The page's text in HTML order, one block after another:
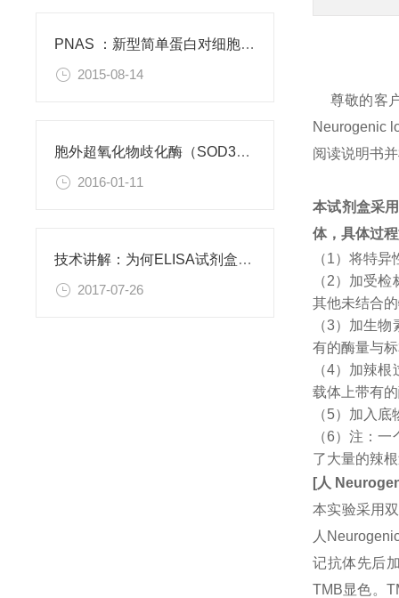
PNAS ：新型简单蛋白对细胞功能有积极作用
2015-08-14
胞外超氧化物歧化酶（SOD3）重组蛋白
2016-01-11
技术讲解：为何ELISA试剂盒OD值不正常
2017-07-26
尊敬的客
Neurogenic
阅读说明书
本试剂盒采
体，具体过
（1）将特
（2）加受
其他未结合
（3）加生
有的酶量与
（4）加辣
载体上带有
（5）加入
（6）注：
了大量的辣
[人
本实验采用
人
记抗体先后
TMB显色。